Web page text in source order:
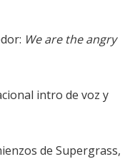
We are the angry
intro de voz y
de Supergrass,